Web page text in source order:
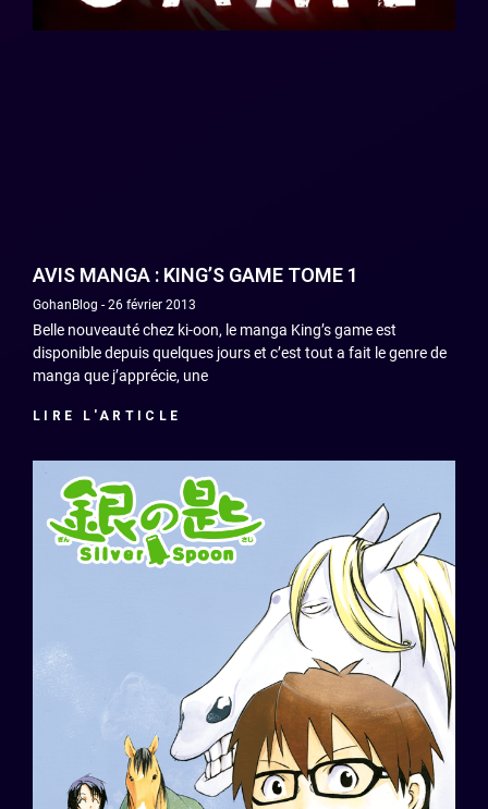
AVIS MANGA : KING’S GAME TOME 1
GohanBlog 26 février 2013
Belle nouveauté chez ki-oon, le manga King’s game est
disponible depuis quelques jours et c’est tout a fait le genre de
manga que j’apprécie, une
LIRE L'ARTICLE